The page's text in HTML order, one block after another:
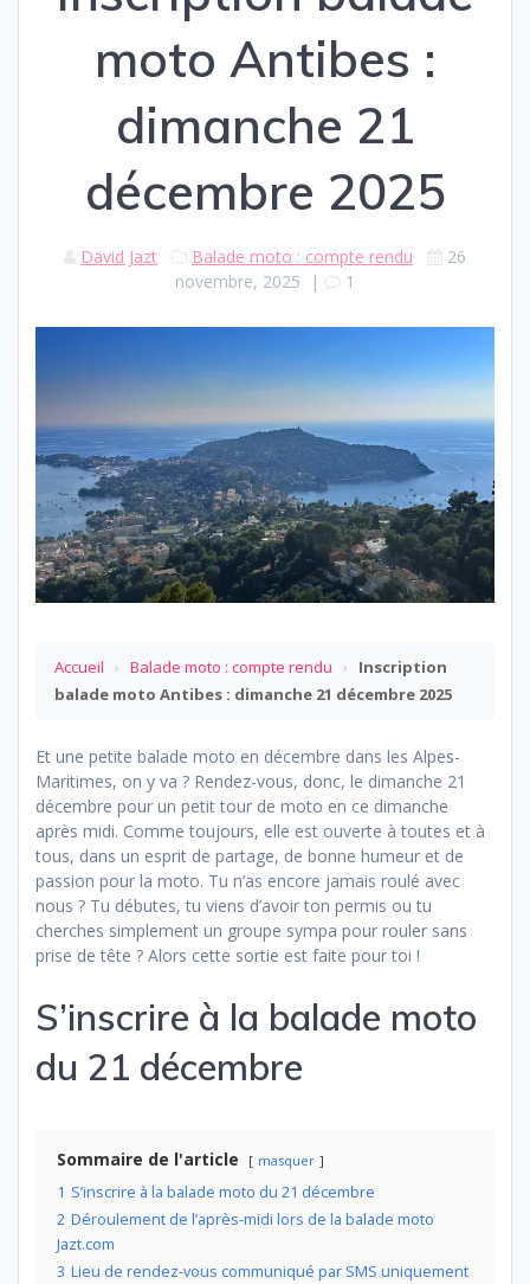
moto Antibes :
dimanche 21
décembre 2025
David Jazt Balade moto : compte rendu
26
novembre, 2025 | 1
Accueil › Balade moto : compte rendu ›
Inscription
balade moto Antibes : dimanche 21 décembre 2025
Et une petite balade moto en décembre dans les Alpes-
Maritimes, on y va ? Rendez-vous, donc, le dimanche 21
décembre pour un petit tour de moto en ce dimanche
après midi. Comme toujours, elle est ouverte à toutes et à
tous, dans un esprit de partage, de bonne humeur et de
passion pour la moto. Tu n’as encore jamais roulé avec
nous ? Tu débutes, tu viens d’avoir ton permis ou tu
cherches simplement un groupe sympa pour rouler sans
prise de tête ? Alors cette sortie est faite pour toi !
S’inscrire à la balade moto
du 21 décembre
Sommaire de l'article masquer
1 S’inscrire à la balade moto du 21 décembre
2 Déroulement de l’après-midi lors de la balade moto
Jazt.com
3 Lieu de rendez-vous communiqué par SMS uniquement